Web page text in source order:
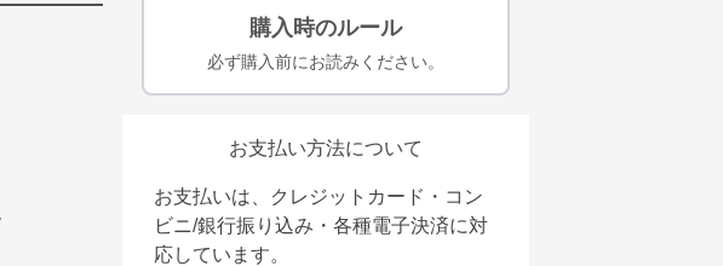
購入時のルール
必ず購入前にお読みください。
お支払い方法について
お支払いは、クレジットカード・コン
ビニ/銀行振り込み・各種電子決済に対
応しています。